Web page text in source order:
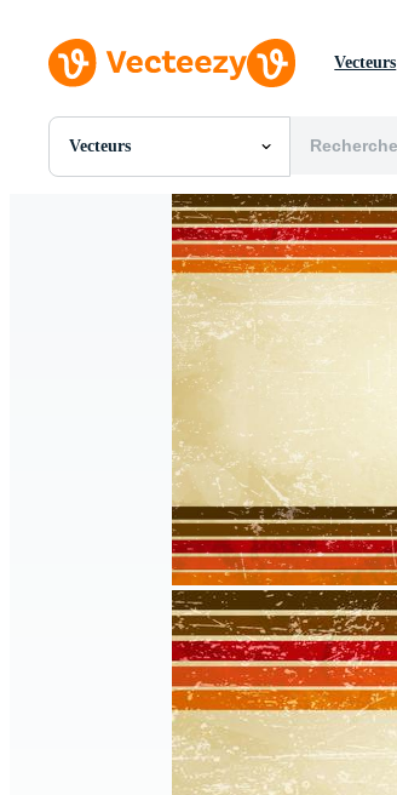
Vecteurs
Vecteurs
Toutes Images
Motion graphics
Événements Éditoriaux